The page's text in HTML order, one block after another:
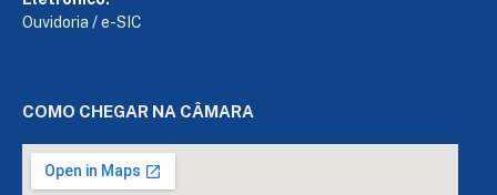
Ouvidoria /e-SIC
COMO CHEGAR NA CÂMARA